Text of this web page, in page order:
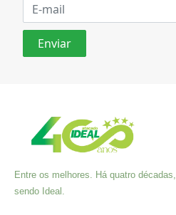
Entre os melhores. Há quatro décadas,
sendo Ideal.